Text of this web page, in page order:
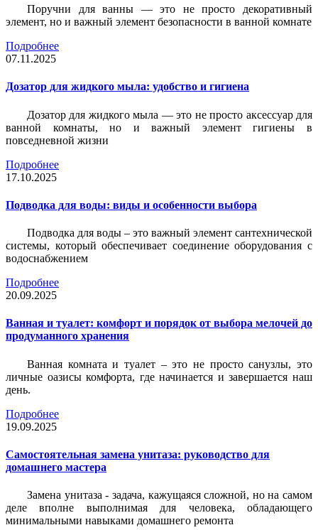
Поручни для ванны — это не просто декоративный
элемент, но и важный элемент безопасности в ванной комнате
Подробнее
07.11.2025
Дозатор для жидкого мыла: удобство и гигиена
Дозатор для жидкого мыла — это не просто аксессуар для
ванной комнаты, но и важный элемент гигиены в
повседневной жизни
Подробнее
17.10.2025
Подводка для воды: виды и особенности выбора
Подводка для воды – это важный элемент сантехнической
системы, который обеспечивает соединение оборудования с
водоснабжением
Подробнее
20.09.2025
Ванная и туалет: комфорт и порядок от выбора мелочей до
продуманного хранения
Ванная комната и туалет – это не просто санузлы, это
личные оазисы комфорта, где начинается и завершается наш
день.
Подробнее
19.09.2025
Самостоятельная замена унитаза: руководство для
домашнего мастера
Замена унитаза - задача, кажущаяся сложной, но на самом
деле вполне выполнимая для человека, обладающего
минимальными навыками домашнего ремонта